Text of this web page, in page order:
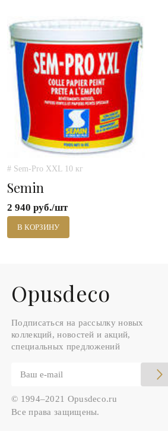
# Sem-Pro XXL 10 кг
Semin
2 940 руб./шт
В КОРЗИНУ
Оpusdeco
Подписаться на рассылку новых
коллекций, новостей и акций,
специальных предложений
© 1994–2021 Opusdeco.ru
Все права защищены.